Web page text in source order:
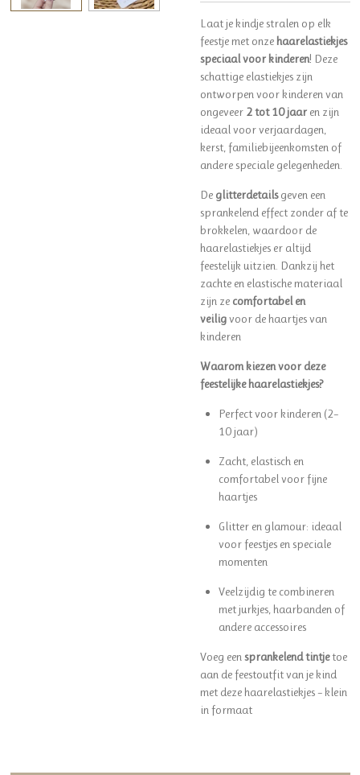
Laat je kindje stralen op elk
feestje met onze haarelastiekjes
speciaal voor kinderen! Deze
schattige elastiekjes zijn
ontworpen voor kinderen van
ongeveer 2 tot 10 jaar en zijn
ideaal voor verjaardagen,
kerst, familiebijeenkomsten of
andere speciale gelegenheden.
De glitterdetails geven een
sprankelend effect zonder af te
brokkelen, waardoor de
haarelastiekjes er altijd
feestelijk uitzien. Dankzij het
zachte en elastische materiaal
zijn ze comfortabel en
veiligvoor de haartjes van
kinderen
Waarom kiezen voor deze
feestelijke haarelastiekjes?
Perfect voor kinderen (2–
10 jaar)
Zacht, elastisch en
comfortabel voor fijne
haartjes
Glitter en glamour: ideaal
voor feestjes en speciale
momenten
Veelzijdig te combineren
met jurkjes, haarbanden of
andere accessoires
Voeg eensprankelend tintjetoe
aan de feestoutfit van je kind
met deze haarelastiekjes – klein
in formaat